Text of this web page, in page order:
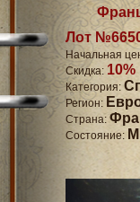
Лот
Начальная
Скидка: 10%
Категория:
Регион:
Страна:
Состояние: